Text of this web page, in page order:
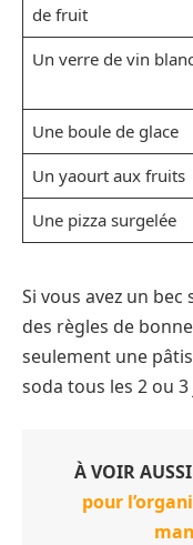
de fruit
Un verre de vin
Une boule de glace
Un yaourt aux fruits
Une pizza surgelée
Si vous avez un
des règles de
seulement une
soda tous les 2 ou
À VOIR
pour